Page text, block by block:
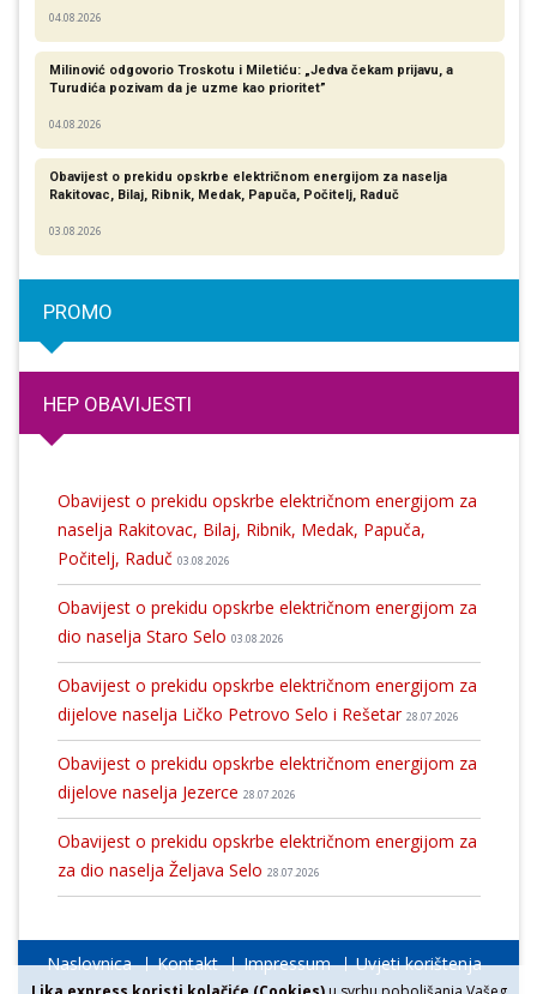
04.08.2026
Milinović odgovorio Troskotu i Miletiću: „Jedva čekam prijavu, a
Turudića pozivam da je uzme kao prioritet”
04.08.2026
Obavijest o prekidu opskrbe električnom energijom za naselja
Rakitovac, Bilaj, Ribnik, Medak, Papuča, Počitelj, Raduč
03.08.2026
PROMO
HEP OBAVIJESTI
Obavijest o prekidu opskrbe električnom energijom za
naselja Rakitovac, Bilaj, Ribnik, Medak, Papuča,
Počitelj, Raduč 03.08.2026
Obavijest o prekidu opskrbe električnom energijom za
dio naselja Staro Selo 03.08.2026
Obavijest o prekidu opskrbe električnom energijom za
dijelove naselja Ličko Petrovo Selo i Rešetar 28.07.2026
Obavijest o prekidu opskrbe električnom energijom za
dijelove naselja Jezerce 28.07.2026
Obavijest o prekidu opskrbe električnom energijom za
za dio naselja Željava Selo 28.07.2026
Naslovnica Kontakt Impressum Uvjeti korištenja